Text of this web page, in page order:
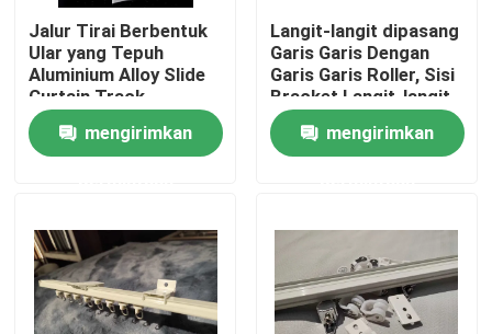
Kontrol kualitas
Hubungi kami
Pakaian Fashion Bekas
Pakaian Anak Pratama
Jalur Tirai Berbentuk
Ular yang Tepuh
Aluminium Alloy Slide
Curtain Track
mengirimkan
Langit-langit dipasang
Garis Garis Dengan
Garis Garis Roller, Sisi
Bracket Langit-langit
atas Bracket
mengirimkan